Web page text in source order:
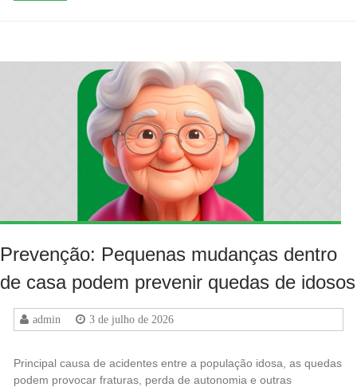
Prevenção: Pequenas mudanças dentro
de casa podem prevenir quedas de idosos
admin 3 de julho de 2026
Principal causa de acidentes entre a população idosa, as quedas
podem provocar fraturas, perda de autonomia e outras